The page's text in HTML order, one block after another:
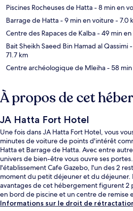
Piscines Rocheuses de Hatta- 8 min en
Barrage de Hatta- 9 min en voiture- 7.0
Centre des Rapaces de Kalba- 49 min
Bait Sheikh Saeed Bin Hamad al Qassimi
71.7 km
Centre archéologique de Mleiha- 58
À propos de cet
JA Hatta Fort Hotel
Une fois dans JA Hatta Fort Hotel, vous
minutes de voiture de points d'intérêt
Hatta et Barrage de Hatta. Avec entre
univers de bien-être vous ouvre ses
l'établissement Cafe Gazebo, l'un des 2
moment du petit déjeuner et du déjeuner.
avantages de cet hébergement figurent 2
en bord de piscine et un centre de remise
Informations sur le droit de